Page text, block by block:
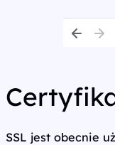
SSL jest obecnie